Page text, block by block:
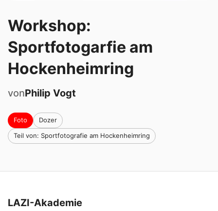
Workshop:
Sportfotogarfie am
Hockenheimring
vonPhilip Vogt
Foto
Dozer
Teil von: Sportfotografie am Hockenheimring
LAZI-Akademie